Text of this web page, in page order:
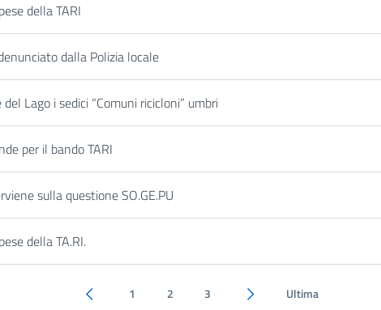
della TARI
dalla Polizia locale
Lago i sedici “Comuni ricicloni” umbri
per il bando TARI
sulla questione SO.GE.PU
della TA.RI.
Pagina precedente
1 2 3 Pagina successiva
Ultima